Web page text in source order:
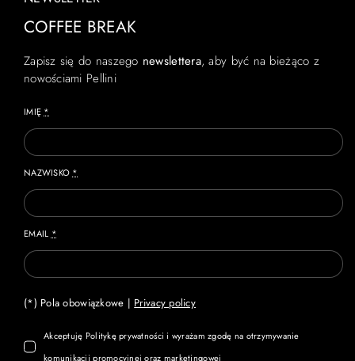
COFFEE BREAK
Zapisz się do naszego newslettera, aby być na bieżąco z
nowościami Pellini
IMIĘ *
NAZWISKO *
EMAIL *
(*) Pola obowiązkowe | Privacy policy
Akceptuję Politykę prywatności i wyrażam zgodę na otrzymywanie
komunikacji promocyjnej oraz marketingowej